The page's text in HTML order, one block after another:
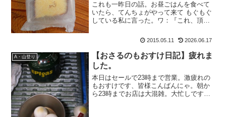
これも一昨日の話。お昼ごはんを食べて
いたら、てんちょがやって来て もぐもぐ
している私に言った。ワ：『これ、頂き
て。』も：『ハイ・・・あ！アタシ明日
休みです。』ワ：『そうか、そりゃ残念
だな。』と嬉しそうに言...
2015.05.11 2026.06.17
A・山登り
【おさるのもおすけ日記】疲れま
した。
本日はセールで23時まで営業。激疲れの
もおすけです、皆様こんばんにゃ。朝か
ら23時までお店は大混雑。大忙しです。